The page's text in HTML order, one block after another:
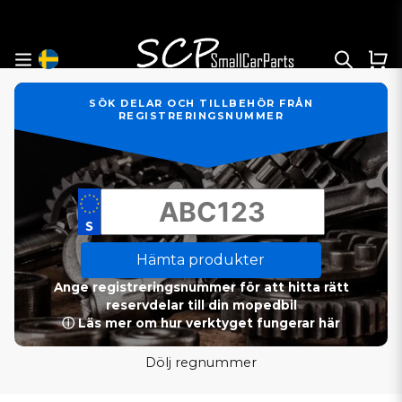
SÖK DELAR OCH TILLBEHÖR FRÅN
REGISTRERINGSNUMMER
Hämta produkter
Ange registreringsnummer för att hitta rätt
reservdelar till din mopedbil
ⓘ Läs mer om hur verktyget fungerar här
Dölj regnummer